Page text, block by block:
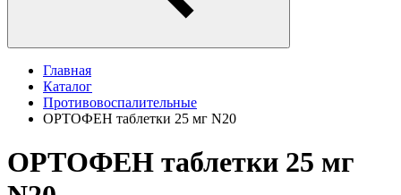
Главная
Каталог
Противовоспалительные
ОРТОФЕН таблетки 25 мг N20
ОРТОФЕН таблетки 25 мг